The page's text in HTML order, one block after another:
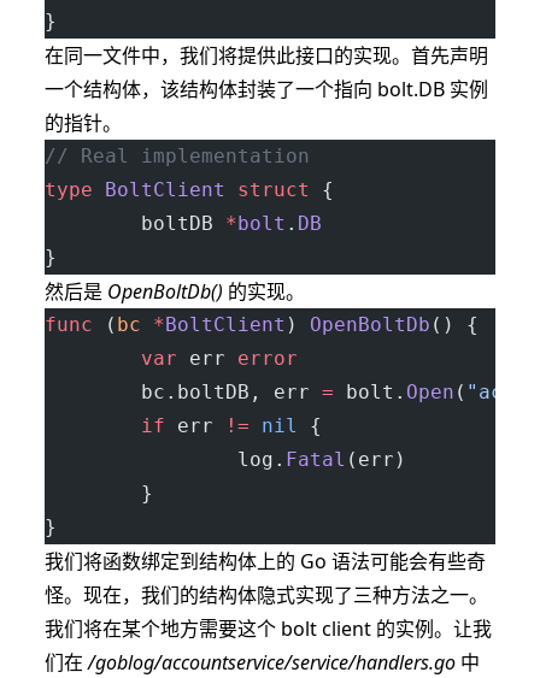
}
在同一文件中，我们将提供此接口的实现。首先声明
一个结构体，该结构体封装了一个指向 bolt.DB 实例
的指针。
// Real implementation
type BoltClient struct
{
        boltDB
*bolt . DB
}
然后是 OpenBoltDb() 的实现。
func ( bc *BoltClient ) OpenBoltDb () {
        var
err error
        bc.boltDB, err
= bolt. Open (
        if
err != nil
{
                log.
Fatal (err)
        }
}
我们将函数绑定到结构体上的 Go 语法可能会有些奇
怪。现在，我们的结构体隐式实现了三种方法之一。
我们将在某个地方需要这个 bolt client 的实例。让我
们在/goblog/accountservice/service/handlers.go 中